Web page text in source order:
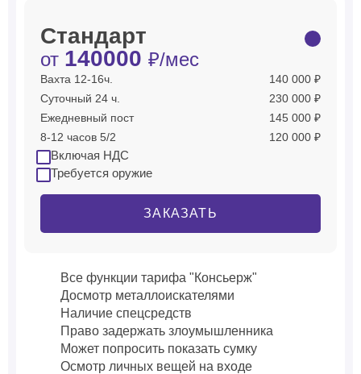
Стандарт
от 140000 ₽/мес
Вахта 12-16ч.
140 000 ₽
Суточный 24 ч.
230 000 ₽
Ежедневный пост
145 000 ₽
8-12 часов 5/2
120 000 ₽
Включая НДС
Требуется оружие
ЗАКАЗАТЬ
Все функции тарифа "Консьерж"
Досмотр металлоискателями
Наличие спецсредств
Право задержать злоумышленника
Может попросить показать сумку
Осмотр личных вещей на входе